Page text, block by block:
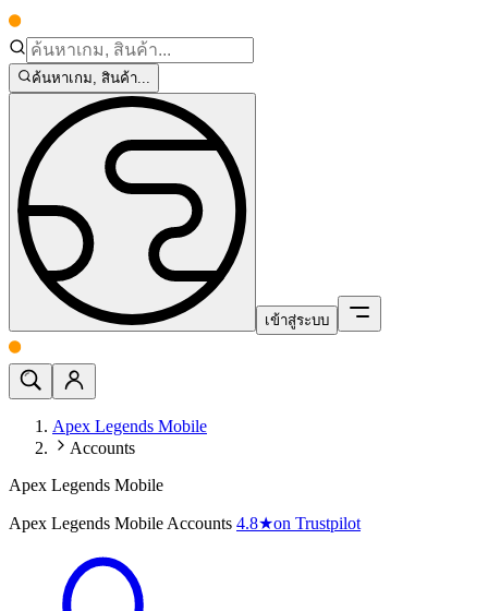
ค้นหาเกม, สินค้า...
เข้าสู่ระบบ
Apex Legends Mobile
Accounts
Apex Legends Mobile
Apex Legends Mobile Accounts 4.8★on Trustpilot